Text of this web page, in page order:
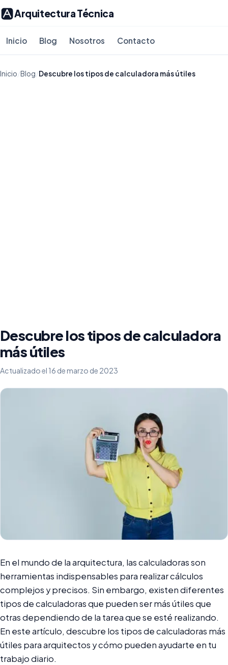
Arquitectura Técnica
Inicio Blog Nosotros Contacto
Inicio/Blog/Descubre los tipos de calculadora más útiles
Descubre los tipos de calculadora
más útiles
Actualizado el 16 de marzo de 2023
En el mundo de la arquitectura, las calculadoras son
herramientas indispensables para realizar cálculos
complejos y precisos. Sin embargo, existen diferentes
tipos de calculadoras que pueden ser más útiles que
otras dependiendo de la tarea que se esté realizando.
En este artículo, descubre los tipos de calculadoras más
útiles para arquitectos y cómo pueden ayudarte en tu
trabajo diario.